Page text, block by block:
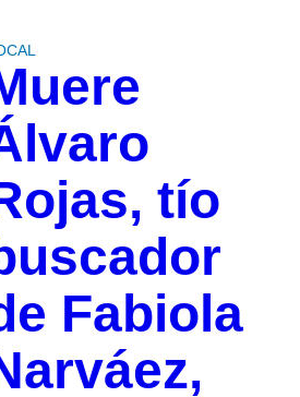
tío
Fabiola